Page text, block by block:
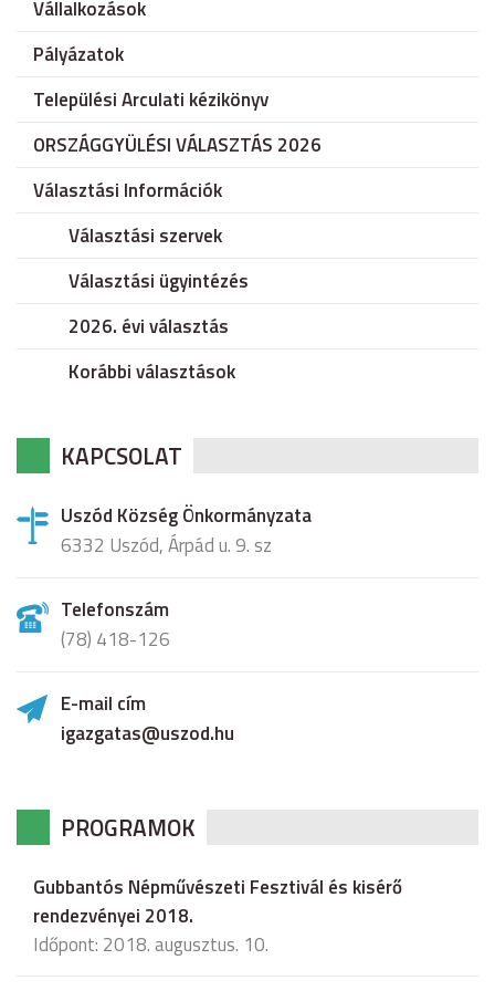
Vállalkozások
Pályázatok
Települési Arculati kézikönyv
ORSZÁGGYÜLÉSI VÁLASZTÁS 2026
Választási Információk
Választási szervek
Választási ügyintézés
2026. évi választás
Korábbi választások
KAPCSOLAT
Uszód Község Önkormányzata
6332 Uszód, Árpád u. 9. sz
Telefonszám
(78) 418-126
E-mail cím
igazgatas@uszod.hu
PROGRAMOK
Gubbantós Népművészeti Fesztivál és kisérő
rendezvényei 2018.
Időpont: 2018. augusztus. 10.